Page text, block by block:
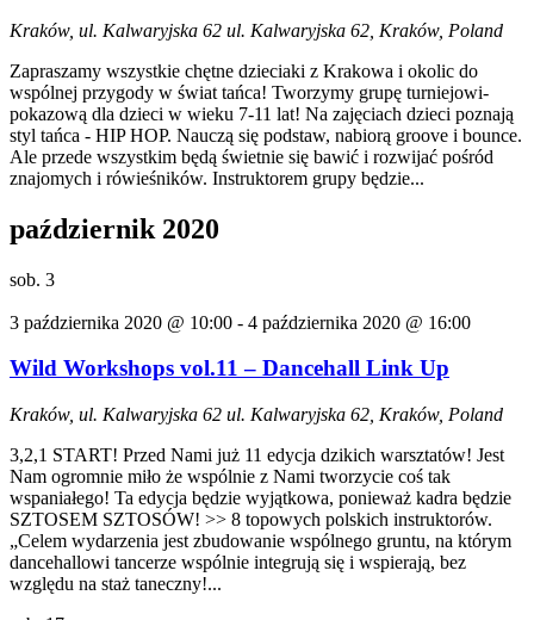
Kraków, ul. Kalwaryjska 62 ul. Kalwaryjska 62, Kraków, Poland
Zapraszamy wszystkie chętne dzieciaki z Krakowa i okolic do
wspólnej przygody w świat tańca! Tworzymy grupę turniejowi-
pokazową dla dzieci w wieku 7-11 lat! Na zajęciach dzieci poznają
styl tańca - HIP HOP. Nauczą się podstaw, nabiorą groove i bounce.
Ale przede wszystkim będą świetnie się bawić i rozwijać pośród
znajomych i rówieśników. Instruktorem grupy będzie...
październik 2020
sob. 3
3 października 2020 @ 10:00 - 4 października 2020 @ 16:00
Wild Workshops vol.11 – Dancehall Link Up
Kraków, ul. Kalwaryjska 62 ul. Kalwaryjska 62, Kraków, Poland
3,2,1 START! Przed Nami już 11 edycja dzikich warsztatów! Jest
Nam ogromnie miło że wspólnie z Nami tworzycie coś tak
wspaniałego! Ta edycja będzie wyjątkowa, ponieważ kadra będzie
SZTOSEM SZTOSÓW! >> 8 topowych polskich instruktorów.
„Celem wydarzenia jest zbudowanie wspólnego gruntu, na którym
dancehallowi tancerze wspólnie integrują się i wspierają, bez
względu na staż taneczny!...